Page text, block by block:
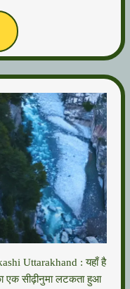
Uttarakhand : यहाँ है
एक सीढ़ीनुमा लटकता हुआ